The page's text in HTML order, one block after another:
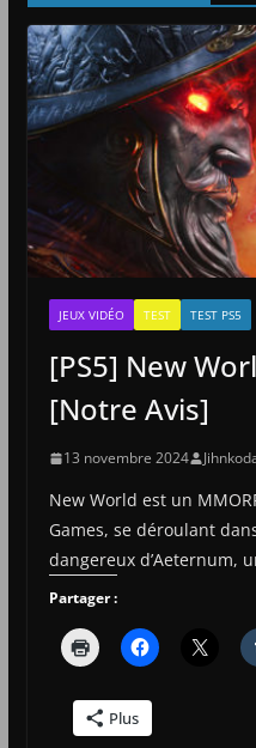
JEUX VIDÉO TEST TEST PS5
[PS5] New
[Notre Avis]
13 novembre 2024
New World est un
Games, se déroulant
dangereux d’Aeternum,
Partager :
Plus